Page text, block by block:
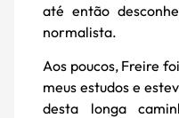
até então
normalista.
Aos poucos, Freire
meus estudos e
desta longa